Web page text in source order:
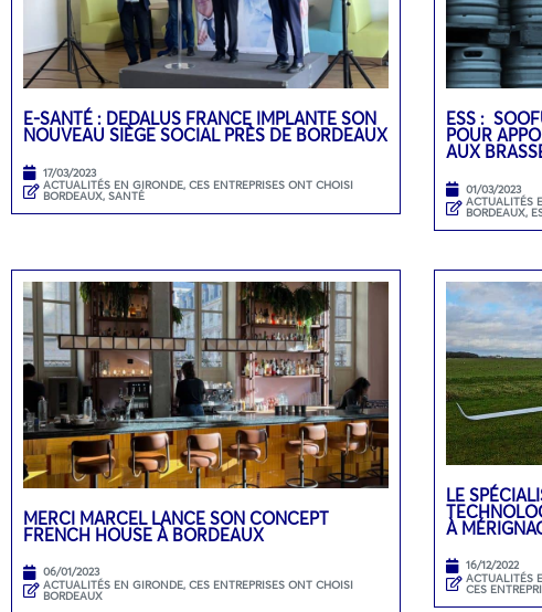
E-SANTÉ : DEDALUS FRANCE IMPLANTE SON
NOUVEAU SIÈGE SOCIAL PRÈS DE BORDEAUX
17/03/2023
ACTUALITÉS EN GIRONDE, CES ENTREPRISES ONT CHOISI
BORDEAUX, SANTÉ
ESS :
POUR
AUX
01/03/2023
ACTUALITÉS
BORDEAUX,
MERCI MARCEL LANCE SON CONCEPT
FRENCH HOUSE À BORDEAUX
06/01/2023
ACTUALITÉS EN GIRONDE, CES ENTREPRISES ONT CHOISI
BORDEAUX
LE
À
16/12/2022
ACTUALITÉS
CES